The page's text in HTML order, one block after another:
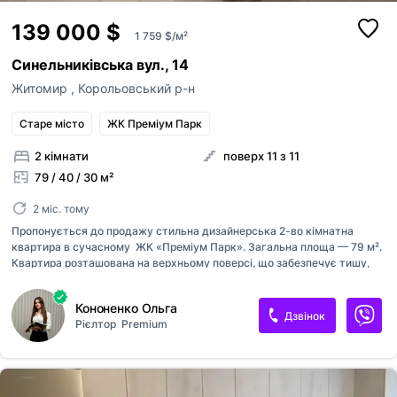
139 000 $ 1 759 $/м²
Синельниківська вул., 14
Житомир , Корольовський р-н
Старе місто ЖК Преміум Парк
2 кімнати
79 / 40 / 30 м²
поверх 11 з 11
2 міс. тому
Пропонується до продажу стильна дизайнерська 2-во кімнатна
квартира в сучасному ЖК «Преміум Парк». Загальна площа — 79 м².
Квартира розташована на верхньому поверсі, що забезпечує тишу,
ремонт виконаний у сучасному мінімалістичному стилі. Квартира
проєктувалась для власного проживання без економії на матеріалах
та техніці, використовувалась рідко. Функціональне планування
включає простору кухню-вітальню з островом, лоджію з
облаштованою обідньою зоною, окрему спальню, гардеробну
кімнату, санвузол з ванною та додаткову окрему душову.
Встановлено теплу підлогу, інвертор для автономної роботи
Кононенко Ольга
Рієлтор Premium
Дзвінок